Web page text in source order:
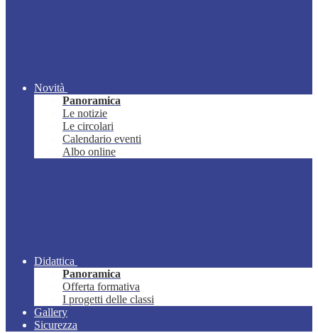
Novità
Panoramica
Le notizie
Le circolari
Calendario eventi
Albo online
Didattica
Panoramica
Offerta formativa
I progetti delle classi
Gallery
Sicurezza